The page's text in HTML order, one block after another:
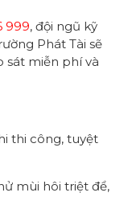
999, đội ngũ kỹ
Phát Tài sẽ
sát miễn phí và
thi công, tuyệt
mùi hôi triệt để,